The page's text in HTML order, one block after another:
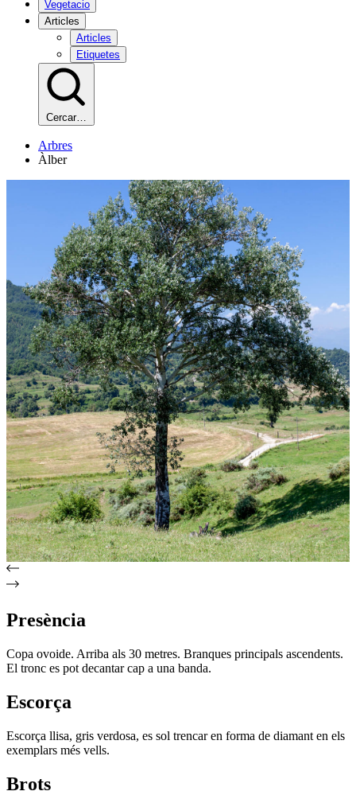
Vegetacio
Articles
Articles
Etiquetes
Cercar…
Arbres
Àlber
Presència
Copa ovoide. Arriba als 30 metres. Branques principals ascendents.
El tronc es pot decantar cap a una banda.
Escorça
Escorça llisa, gris verdosa, es sol trencar en forma de diamant en els
exemplars més vells.
Brots